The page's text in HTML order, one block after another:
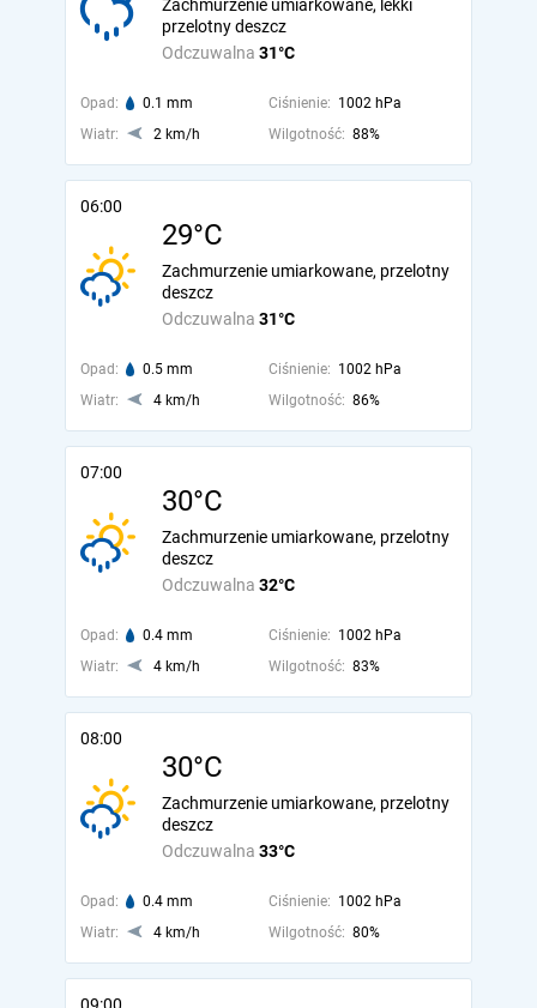
Odczuwalna 31°C
Zachmurzenie umiarkowane, lekki
przelotny deszcz
Opad: 0.1 mm Ciśnienie: 1002 hPa
Wiatr:
2 km/h Wilgotność: 88%
06:00
29°C
Odczuwalna 31°C
Zachmurzenie umiarkowane, przelotny
deszcz
Opad: 0.5 mm Ciśnienie: 1002 hPa
Wiatr:
4 km/h Wilgotność: 86%
07:00
30°C
Odczuwalna 32°C
Zachmurzenie umiarkowane, przelotny
deszcz
Opad: 0.4 mm Ciśnienie: 1002 hPa
Wiatr:
4 km/h Wilgotność: 83%
08:00
30°C
Odczuwalna 33°C
Zachmurzenie umiarkowane, przelotny
deszcz
Opad: 0.4 mm Ciśnienie: 1002 hPa
Wiatr:
4 km/h Wilgotność: 80%